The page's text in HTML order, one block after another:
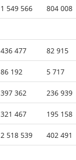
1 549 566 804 008
436 477 82 915
86 192 5 717
397 362 236 939
321 467 195 158
2 518 539 402 491